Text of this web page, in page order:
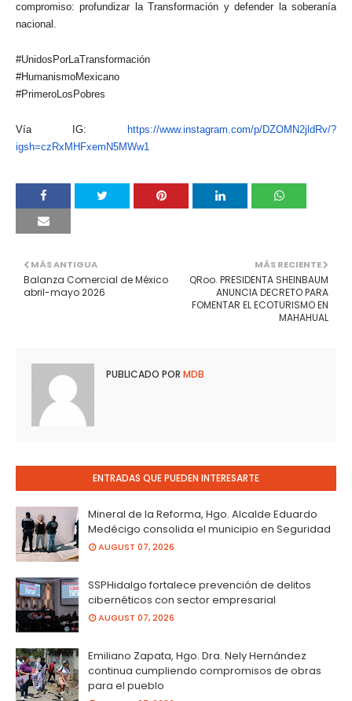
compromiso: profundizar la Transformación y defender la soberanía
nacional.
#UnidosPorLaTransformación
#HumanismoMexicano
#PrimeroLosPobres
Vía IG: https://www.instagram.com/p/DZOMN2jldRv/?
igsh=czRxMHFxemN5MWw1
MÁS RECIENTE
QRoo. PRESIDENTA SHEINBAUM
ANUNCIA DECRETO PARA
FOMENTAR EL ECOTURISMO EN
MAHAHUAL
MÁS ANTIGUA
Balanza Comercial de México
abril-mayo 2026
PUBLICADO POR MDB
ENTRADAS QUE PUEDEN INTERESARTE
Mineral de la Reforma, Hgo. Alcalde Eduardo
Medécigo consolida el municipio en Seguridad
AUGUST 07, 2026
SSPHidalgo fortalece prevención de delitos
cibernéticos con sector empresarial
AUGUST 07, 2026
Emiliano Zapata, Hgo. Dra. Nely Hernández
continua cumpliendo compromisos de obras
para el pueblo